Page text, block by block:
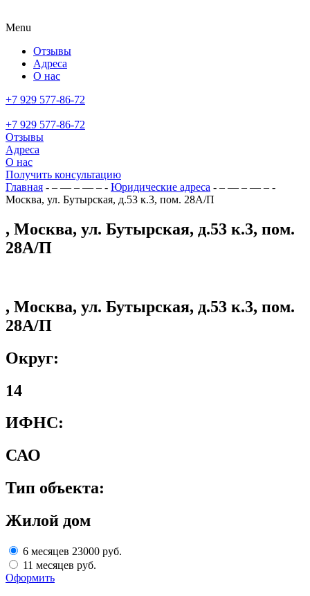
Menu
Отзывы
Адреса
О нас
+7 929 577-86-72
+7 929 577-86-72
Отзывы
Адреса
О нас
Получить консультацию
Главная - – — – — – - Юридические адреса - – — – — – -
Москва, ул. Бутырская, д.53 к.3, пом. 28А/П
, Москва, ул. Бутырская, д.53 к.3, пом.
28А/П
, Москва, ул. Бутырская, д.53 к.3, пом.
28А/П
Округ:
14
ИФНС:
САО
Тип объекта:
Жилой дом
6 месяцев 23000 руб.
11 месяцев руб.
Оформить